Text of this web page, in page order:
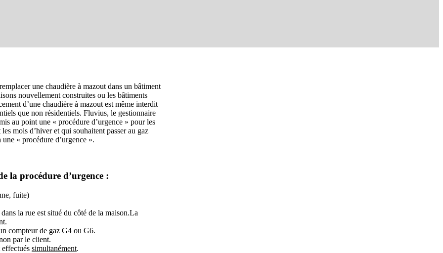
une chaudière à mazout dans un bâtiment
nouvellement construites ou les bâtiments
d’une chaudière à mazout est même interdit
que non résidentiels. Fluvius, le gestionnaire
au point une « procédure d’urgence » pour les
mois d’hiver et qui souhaitent passer au gaz
« procédure d’urgence ».
la procédure d’urgence :
fuite)
la rue est situé du côté de la maison.La
compteur de gaz G4 ou G6.
par le client.
effectuéssimultanément.